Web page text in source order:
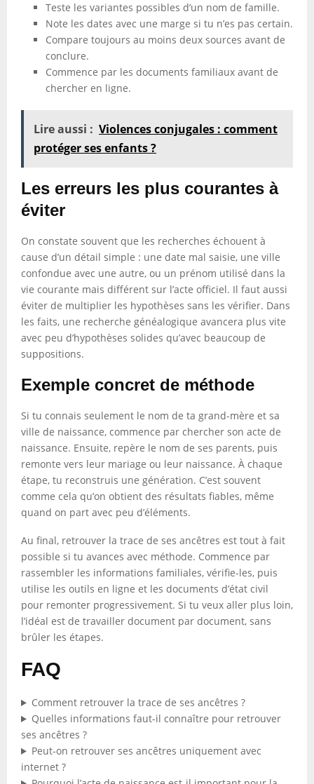
Teste les variantes possibles d’un nom de famille.
Note les dates avec une marge si tu n’es pas certain.
Compare toujours au moins deux sources avant de
conclure.
Commence par les documents familiaux avant de
chercher en ligne.
Lire aussi : Violences conjugales : comment
protéger ses enfants ?
Les erreurs les plus courantes à
éviter
On constate souvent que les recherches échouent à
cause d’un détail simple : une date mal saisie, une ville
confondue avec une autre, ou un prénom utilisé dans la
vie courante mais différent sur l’acte officiel. Il faut aussi
éviter de multiplier les hypothèses sans les vérifier. Dans
les faits, une recherche généalogique avancera plus vite
avec peu d’hypothèses solides qu’avec beaucoup de
suppositions.
Exemple concret de méthode
Si tu connais seulement le nom de ta grand-mère et sa
ville de naissance, commence par chercher son acte de
naissance. Ensuite, repère le nom de ses parents, puis
remonte vers leur mariage ou leur naissance. À chaque
étape, tu reconstruis une génération. C’est souvent
comme cela qu’on obtient des résultats fiables, même
quand on part avec peu d’éléments.
Au final, retrouver la trace de ses ancêtres est tout à fait
possible si tu avances avec méthode. Commence par
rassembler les informations familiales, vérifie-les, puis
utilise les outils en ligne et les documents d’état civil
pour remonter progressivement. Si tu veux aller plus loin,
l’idéal est de travailler document par document, sans
brûler les étapes.
FAQ
Comment retrouver la trace de ses ancêtres ?
Quelles informations faut-il connaître pour retrouver
ses ancêtres ?
Peut-on retrouver ses ancêtres uniquement avec
internet ?